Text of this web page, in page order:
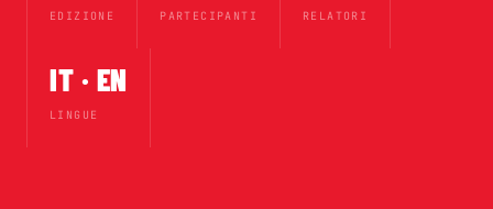
EDIZIONE PARTECIPANTI RELATORI
IT · EN
LINGUE